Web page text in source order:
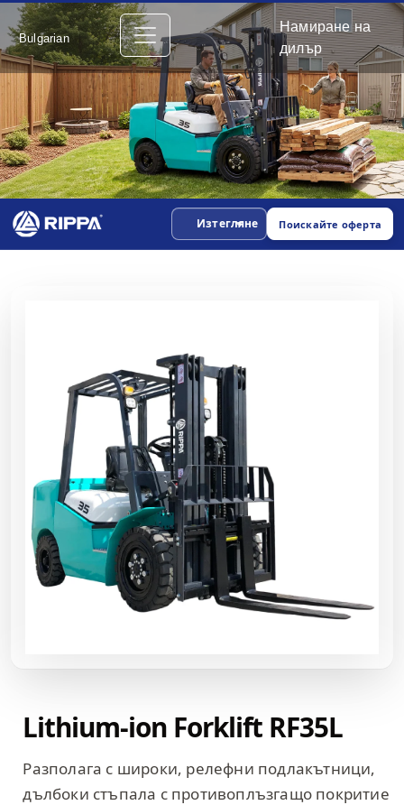
Bulgarian
Намиране на
дилър
Изтегляне Поискайте оферта
Lithium-ion Forklift RF35L
Разполага с широки, релефни подлакътници,
дълбоки стъпала с противоплъзгащо покритие